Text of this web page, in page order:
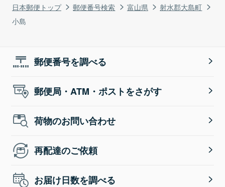
日本郵便トップ 郵便番号検索 富山県
射水郡大島町
小島
郵便番号を調べる
郵便局・ATM・ポストをさがす
荷物のお問い合わせ
再配達のご依頼
お届け日数を調べる